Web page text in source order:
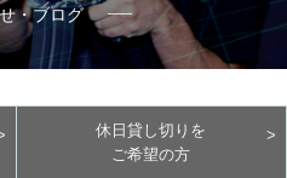
・ブログ
休日貸し切りを
ご希望の方